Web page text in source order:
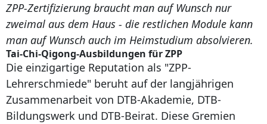
ZPP-Zertifizierung braucht man auf Wunsch nur
zweimal aus dem Haus - die restlichen Module kann
man auf Wunsch auch im Heimstudium absolvieren.
Tai-Chi-Qigong-Ausbildungen für ZPP
Die einzigartige Reputation als "ZPP-
Lehrerschmiede" beruht auf der langjährigen
Zusammenarbeit von DTB-Akademie, DTB-
Bildungswerk und DTB-Beirat. Diese Gremien